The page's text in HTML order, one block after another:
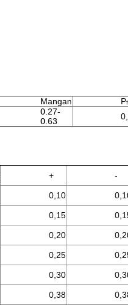
Mangan
0.27-
0.63
+ -
0,10
0,15
0,20
0,25
0,30
0,38